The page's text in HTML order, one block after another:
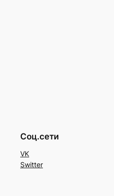
Соц.сети
VK
Switter